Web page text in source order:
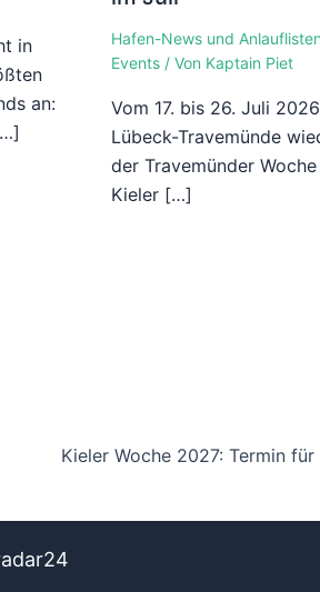
in
an:
Hafen-News und Anlauflisten
Events/ Von Kaptain Piet
Vom 17. bis 26. Juli
Lübeck-Travemünde
der Travemünder
Kieler […]